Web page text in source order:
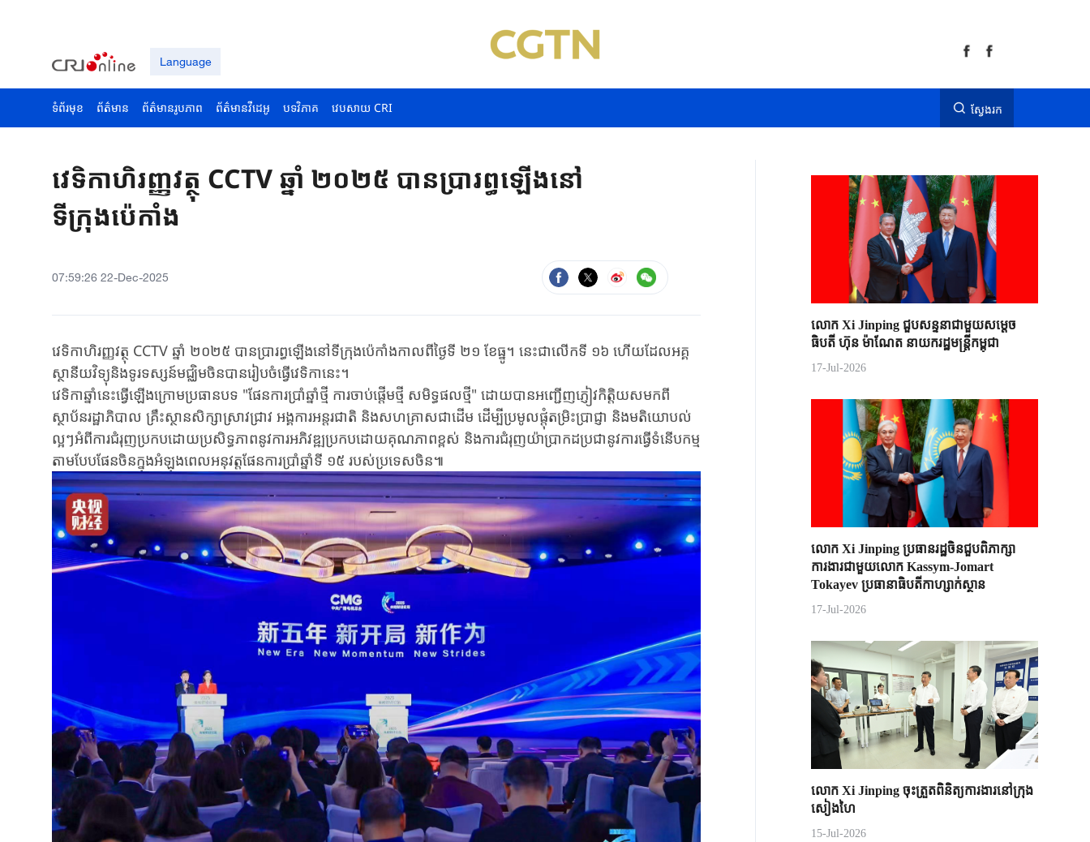
Language
ទំព័រមុខ ព័ត៌មាន ព័ត៌មានរូបភាព ព័ត៌មានវីដេអូ បទវិភាគ វេបសាយ CRI ស្វែងរក
វេទិកាហិរញ្ញវត្ថុ CCTV ឆ្នាំ ២០២៥ បានប្រារព្ធឡើងនៅ
ទីក្រុងប៉េកាំង
07:59:26 22-Dec-2025
វេទិកាហិរញ្ញវត្ថុ CCTV ឆ្នាំ ២០២៥ បានប្រារព្ធឡើងនៅទីក្រុងប៉េកាំងកាលពីថ្ងៃទី ២១ ខែធ្នូ។ នេះជាលើកទី ១៦ ហើយដែលអគ្គ
ស្ថានីយវិទ្យុនិងទូរទស្សន៍មជ្ឈិមចិនបានរៀបចំធ្វើវេទិកានេះ។
វេទិកាឆ្នាំនេះ​ធ្វើឡើងក្រោមប្រធានបទ "ផែនការប្រាំឆ្នាំថ្មី ការចាប់ផ្តើមថ្មី សមិទ្ធផលថ្មី" ដោយបានអញ្ជើញភ្ញៀវកិត្តិយសមកពី
ស្ថាប័នរដ្ឋាភិបាល គ្រឹះស្ថានសិក្សាស្រាវជ្រាវ អង្គការអន្តរជាតិ និងសហគ្រាសជាដើម ដើម្បីប្រមូលផ្តុំតម្រិះប្រាជ្ញា និងមតិយោបល់
ល្អៗអំពីការជំរុញប្រកបដោយប្រសិទ្ធភាពនូវការអភិវឌ្ឍប្រកបដោយគុណភាពខ្ពស់ និងការជំរុញយ៉ាប្រាកដប្រជានូវការធ្វើទំនើបកម្ម
តាមបែបផែនចិន​ក្នុងអំឡុងពេលអនុវត្តផែនការប្រាំឆ្នាំ​ទី ១៥ របស់ប្រទេសចិន៕
លោក Xi Jinping ជួបសន្ទនាជាមួយសម្តេច
ធិបតី ហ៊ុន ម៉ាណែត នាយករដ្ឋមន្ត្រីកម្ពុជា
17-Jul-2026
លោក Xi Jinping ប្រធានរដ្ឋចិន​ជួបពិភាក្សា​
ការងារជាមួយ​លោក Kassym-Jomart ​
Tokayev ​ប្រធានាធិបតី​កាហ្សាក់ស្ថាន​
17-Jul-2026
លោក Xi Jinping ចុះត្រួតពិនិត្យការងារនៅក្រុង
សៀងហៃ
15-Jul-2026